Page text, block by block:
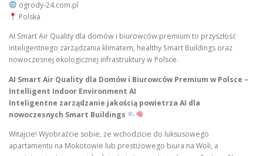
ogrody-24.com.pl
Polska
AI Smart Air Quality dla domów i biurowców premium to przyszłość
inteligentnego zarządzania klimatem, healthy Smart Buildings oraz
nowoczesnej ekologicznej infrastruktury w Polsce.
AI Smart Air Quality dla Domów i Biurowców Premium w Polsce –
Intelligent Indoor Environment AI
Inteligentne zarządzanie jakością powietrza AI dla
nowoczesnych Smart Buildings
Witajcie! Wyobraźcie sobie, że wchodzicie do luksusowego
apartamentu na Mokotowie lub prestiżowego biura na Woli, a